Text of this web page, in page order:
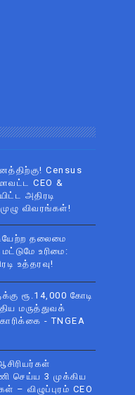
Census
CEO &
அதிரடி
விவரங்கள்!
தலைமை
உரிமை:
உத்தரவு!
ரூ.14,000 கோடி
மருத்துவக்
- TNGEA
செய்ய 3 முக்கிய
– விழுப்புரம் CEO